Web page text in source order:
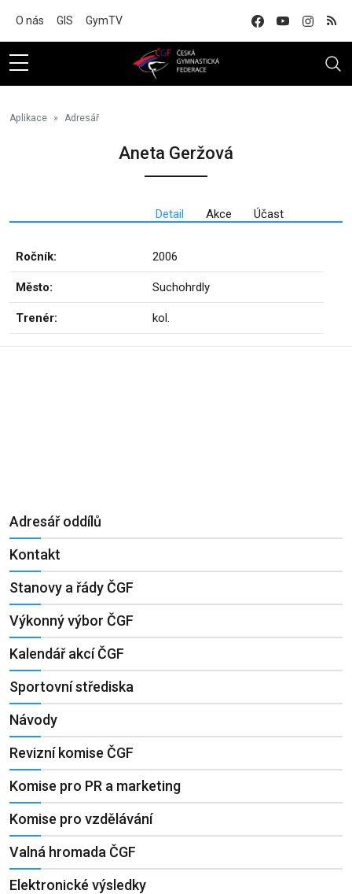
O nás GIS GymTV
Aplikace Adresář
Aneta Geržová
Detail Akce Účast
Ročník: 2006
Město: Suchohrdly
Trenér: kol.
Adresář oddílů
Kontakt
Stanovy a řády ČGF
Výkonný výbor ČGF
Kalendář akcí ČGF
Sportovní střediska
Návody
Revizní komise ČGF
Komise pro PR a marketing
Komise pro vzdělávání
Valná hromada ČGF
Elektronické výsledky